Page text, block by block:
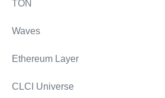
TON
Waves
Ethereum Layer
CLCI Universe